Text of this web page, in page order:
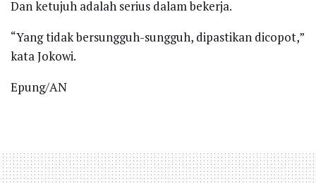
Dan ketujuh adalah serius dalam bekerja.
“Yang tidak bersungguh-sungguh, dipastikan dicopot,”
kata Jokowi.
Epung/AN